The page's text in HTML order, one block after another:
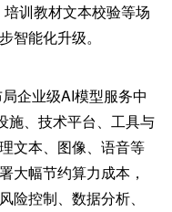
训教材文本校验等场
智能化升级。
企业级AI模型服务中
施、技术平台、工具与
文本、图像、语音等
大幅节约算力成本，
险控制、数据分析、